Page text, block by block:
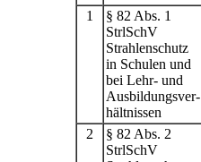
1
§ 82 Abs. 1
StrlSchV
Strahlenschutz
in Schulen und
bei Lehr- und
Ausbildungsver-
hältnissen
2
§ 82 Abs. 2
StrlSchV